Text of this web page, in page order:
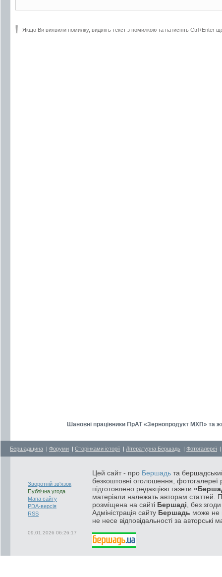
Якщо Ви виявили помилку, виділіть текст з помилкою та натисніть Ctrl+Enter
Шановні працівники ПрАТ «Зернопродукт МХП» та
Бершадщина | Форуми | Сторінками історії | Літературна Бершадь | Фотогалереї
Зворотній зв'язок
Публічна угода
Мапа сайту
PDA-версія
RSS
09.01.2026 06:26:17
Цей сайт - про Бершадь та
безкоштовні оголошення, фотогалереї
підготовлено редакцією газети
матеріали належать авторам статтей.
розміщена на сайті Бершаді , без
Адміністрація сайту Бершадь може не
не несе відповідальності за авторські